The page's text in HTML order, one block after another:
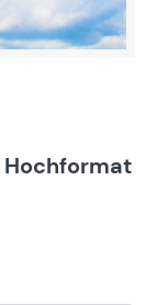
Hochformat